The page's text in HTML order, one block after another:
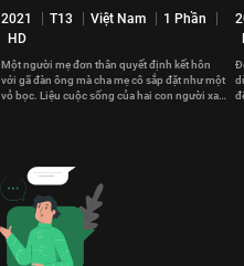
2021 T13 Việt Nam
1 Phần
HD
Một người mẹ đơn thân quyết định kết hôn
với gã đàn ông mà cha mẹ cô sắp đặt như một
vỏ bọc. Liệu cuộc sống của hai con người xa